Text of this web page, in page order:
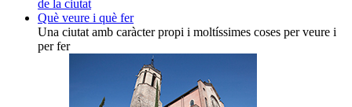
de la ciutat
Què veure i què fer
Una ciutat amb caràcter propi i moltíssimes coses per veure i
per fer